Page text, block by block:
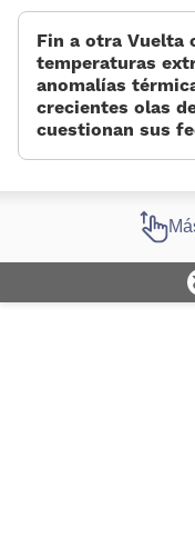
Fin a otra Vuelta
temperaturas
anomalías
crecientes olas
cuestionan sus